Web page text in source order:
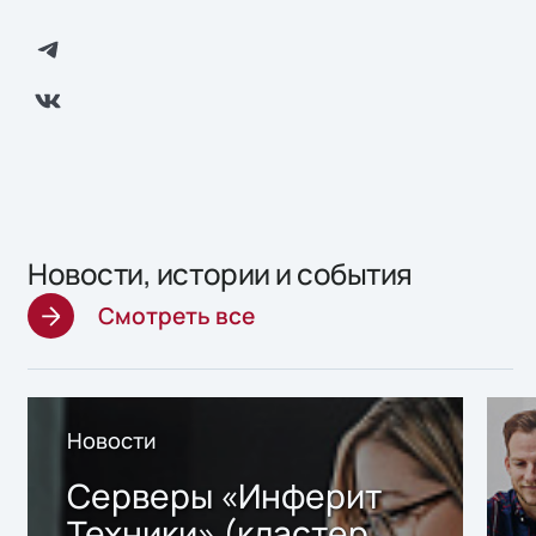
Новости, истории и события
Смотреть все
Новости
Серверы «Инферит